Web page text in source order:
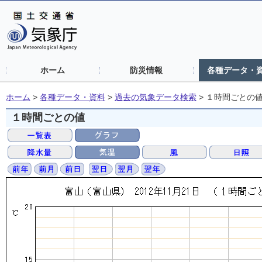
ホーム 防災情報 各種データ・
ホーム > 各種データ・資料 > 過去の気象データ検索 > １時間ごとの
１時間ごとの値